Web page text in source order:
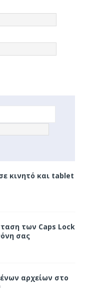
κινητό και tablet
των Caps Lock
σας
αρχείων στο